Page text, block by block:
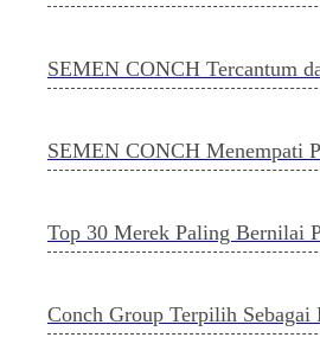
SEMEN CONCH Tercantum
SEMEN CONCH Menempati
Top 30 Merek Paling Bernilai
Conch Group Terpilih Sebagai